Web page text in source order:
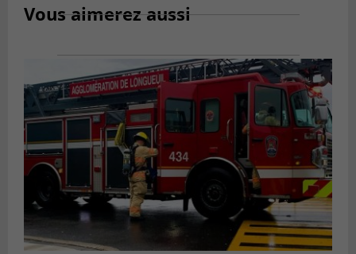
Vous aimerez aussi